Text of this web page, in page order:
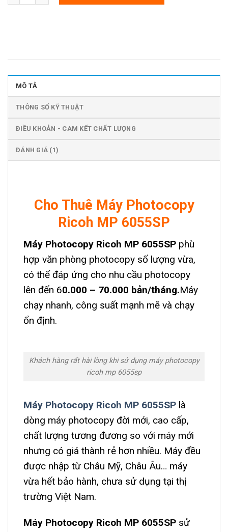
MÔ TẢ
THÔNG SỐ KỸ THUẬT
ĐIỀU KHOẢN - CAM KẾT CHẤT LƯỢNG
ĐÁNH GIÁ (1)
Cho Thuê Máy Photocopy
Ricoh MP 6055SP
Máy Photocopy Ricoh MP 6055SP phù
hợp văn phòng photocopy số lượng vừa,
có thể đáp ứng cho nhu cầu photocopy
lên đến 60.000 – 70.000 bản/tháng.Máy
chạy nhanh, công suất mạnh mẽ và chạy
ổn định.
Khách hàng rất hài lòng khi sử dụng máy photocopy
ricoh mp 6055sp
Máy Photocopy Ricoh MP 6055SP là
dòng máy photocopy đời mới, cao cấp,
chất lượng tương đương so với máy mới
nhưng có giá thành rẻ hơn nhiều. Máy đều
được nhập từ Châu Mỹ, Châu Âu… máy
vừa hết bảo hành, chưa sử dụng tại thị
trường Việt Nam.
Máy Photocopy Ricoh MP 6055SP sử